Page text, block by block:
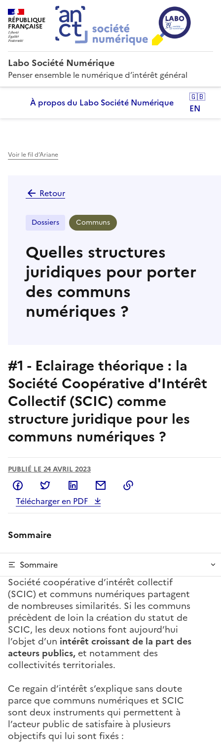
RÉPUBLIQUE
FRANÇAISE
Labo Société Numérique
Penser ensemble le numérique d’intérêt général
À propos du Labo Société Numérique
🇬🇧
EN
Voir le fil d’Ariane
Retour
Dossiers Communs
Quelles structures
juridiques pour porter
des communs
numériques ?
#1 - Eclairage théorique : la
Société Coopérative d'Intérêt
Collectif (SCIC) comme
structure juridique pour les
communs numériques ?
PUBLIÉ LE 24 AVRIL 2023
Partager sur Facebook
Partager sur Twitter
Partager sur LinkedIn
Partager par email
Télécharger en PDF
Sommaire
Sommaire
Société coopérative d’intérêt collectif
(SCIC) et communs numériques partagent
de nombreuses similarités. Si les communs
précèdent de loin la création du statut de
SCIC, les deux notions font aujourd’hui
l’objet d’un intérêt croissant de la part des
acteurs publics, et notamment des
collectivités territoriales.
Ce regain d’intérêt s’explique sans doute
parce que communs numériques et SCIC
sont deux instruments qui permettent à
l’acteur public de satisfaire à plusieurs
objectifs qui lui sont fixés :